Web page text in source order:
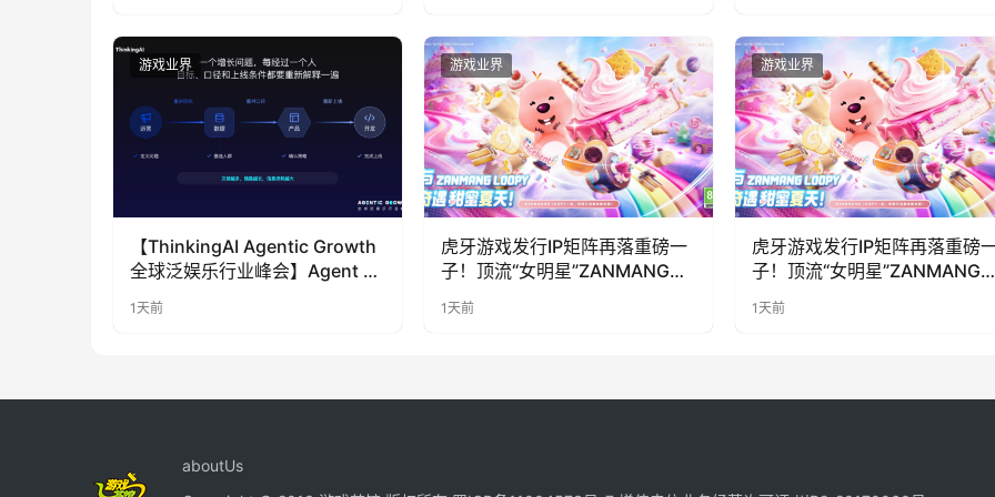
游戏业界
【ThinkingAI Agentic Growth
全球泛娱乐行业峰会】Agent 时
1天前
游戏业界
虎牙游戏发行IP矩阵再落重磅一
子！顶流“女明星”ZANMANG
奇遇》惊喜曝光
1天前
游戏业界
虎牙游戏发行IP矩阵再落重磅
子！顶流“女明星”ZANMANG
奇遇》惊喜曝光
1天前
aboutUs